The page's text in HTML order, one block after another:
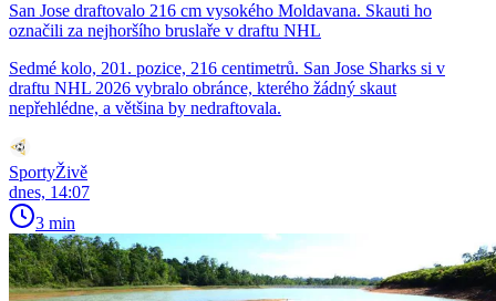
San Jose draftovalo 216 cm vysokého Moldavana. Skauti ho
označili za nejhoršího bruslaře v draftu NHL
Sedmé kolo, 201. pozice, 216 centimetrů. San Jose Sharks si v
draftu NHL 2026 vybralo obránce, kterého žádný skaut
nepřehlédne, a většina by nedraftovala.
SportyŽivě
dnes, 14:07
3 min